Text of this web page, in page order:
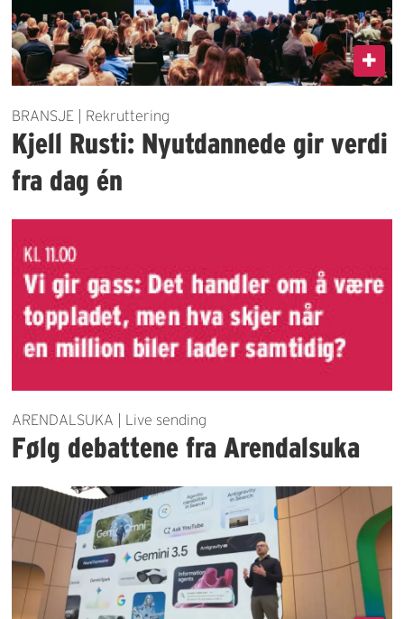
BRANSJE | Rekruttering
Kjell Rusti: Nyutdannede gir verdi
fra dag én
ARENDALSUKA | Live sending
Følg debattene fra Arendalsuka